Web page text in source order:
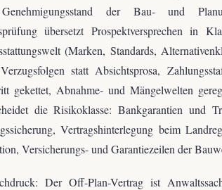
der Bau- und
übersetzt Prospektversprechen in
(Marken, Standards,
statt Absichtsprosa,
gekettet, Abnahme- und Mängelwelten
die Risikoklasse: Bankgarantien und
Vertragshinterlegung beim
Versicherungs- und Garantiezeilen der
Der Off-Plan-Vertrag ist